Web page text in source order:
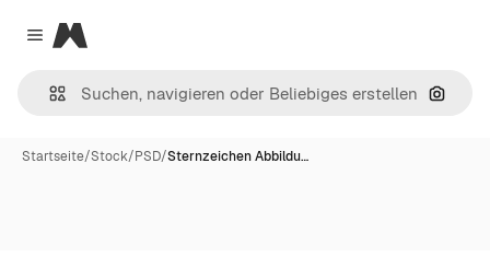
Close menu
Magnific
Nach
Startseite/Stock/PSD/Sternzeichen Abbildu…